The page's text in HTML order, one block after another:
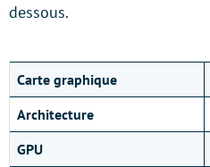
dessous.
Carte graphique
Architecture
GPU